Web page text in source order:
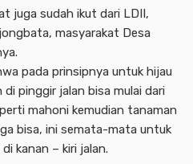
juga sudah ikut dari LDII,
masyarakat Desa
pada prinsipnya untuk hijau
pinggir jalan bisa mulai dari
mahoni kemudian tanaman
bisa, ini semata-mata untuk
kanan – kiri jalan.